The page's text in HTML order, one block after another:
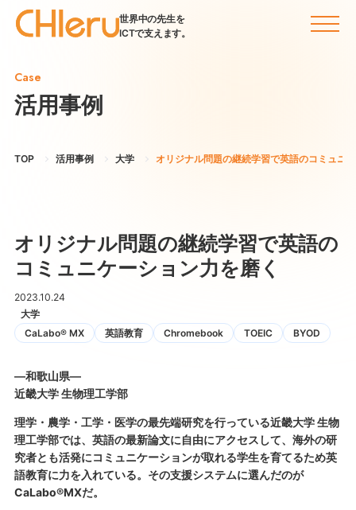
世界中の先生を
ICTで支えます。
Case
活用事例
TOP 活用事例 大学 オリジナル問題の継続学習で英語のコミュニ
オリジナル問題の継続学習で英語の
コミュニケーション力を磨く
2023.10.24
大学
CaLabo® MX
英語教育 Chromebook TOEIC BYOD
―和歌山県―
近畿大学 生物理工学部
理学・農学・工学・医学の最先端研究を行っている近畿大学 生物
理工学部では、英語の最新論文に自由にアクセスして、海外の研
究者とも活発にコミュニケーションが取れる学生を育てるため英
語教育に力を入れている。その支援システムに選んだのが
CaLabo®MXだ。